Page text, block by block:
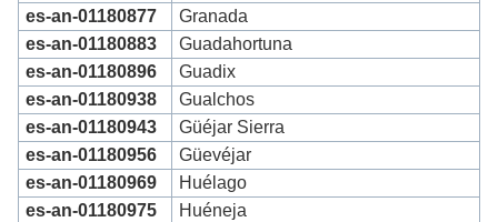
es-an-01180877
Granada
es-an-01180883
Guadahortuna
es-an-01180896
Guadix
es-an-01180938
Gualchos
es-an-01180943
Güéjar Sierra
es-an-01180956
Güevéjar
es-an-01180969
Huélago
es-an-01180975
Huéneja